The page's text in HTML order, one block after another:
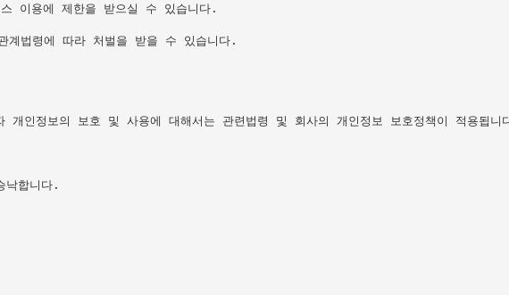
이용에 제한을 받으실 수 있습니다.
법령에 따라 처벌을 받을 수 있습니다.
개인정보의 보호 및 사용에 대해서는 관련법령 및 회사의 개인정보 보호정책이 적용
합니다.